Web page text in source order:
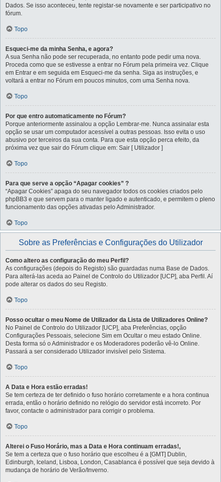
Dados. Se isso aconteceu, tente registar-se novamente e ser participativo no
fórum.
Topo
Esqueci-me da minha Senha, e agora?
A sua Senha não pode ser recuperada, no entanto pode pedir uma nova.
Proceda como que se estivesse a entrar no Fórum pela primeira vez. Clique
em Entrar e em seguida em Esqueci-me da senha. Siga as instruções, e
voltará a entrar no Fórum em poucos minutos, com uma Senha nova.
Topo
Por que entro automaticamente no Fórum?
Porque anteriormente assinalou a opção Lembrar-me. Nunca assinalar esta
opção se usar um computador acessível a outras pessoas. Isso evita o uso
abusivo por terceiros da sua conta. Para que esta opção perca efeito, da
próxima vez que sair do Fórum clique em: Sair [ Utilizador ]
Topo
Para que serve a opção “Apagar cookies” ?
“Apagar Cookies” apaga do seu navegador todos os cookies criados pelo
phpBB3 e que servem para o manter ligado e autenticado, e permitem o pleno
funcionamento das opções ativadas pelo Administrador.
Topo
Sobre as Preferências e Configurações do Utilizador
Como altero as configuração do meu Perfil?
As configurações (depois do Registo) são guardadas numa Base de Dados.
Para alterá-las aceda ao Painel de Controlo do Utilizador [UCP], aba Perfil. Aí
pode alterar os dados do seu Registo.
Topo
Posso ocultar o meu Nome de Utilizador da Lista de Utilizadores Online?
No Painel de Controlo do Utilizador [UCP], aba Preferências, opção
Configurações Pessoais, selecione Sim em Ocultar o meu estado Online.
Desta forma só o Administrador e os Moderadores poderão vê-lo Online.
Passará a ser considerado Utilizador invisível pelo Sistema.
Topo
A Data e Hora estão erradas!
Se tem certeza de ter definido o fuso horário corretamente e a hora continua
errada, então o horário definido no relógio do servidor está incorreto. Por
favor, contacte o administrador para corrigir o problema.
Topo
Alterei o Fuso Horário, mas a Data e Hora continuam erradas!,
Se tem a certeza que o fuso horário que escolheu é a [GMT] Dublin,
Edinburgh, Iceland, Lisboa, London, Casablanca é possível que seja devido à
mudança de horário de Verão/Inverno.